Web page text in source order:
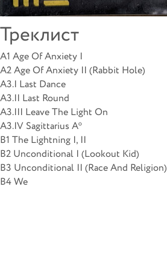
Треклист
A1 Age Of Anxiety I
A2 Age Of Anxiety II (Rabbit Hole)
A3.I Last Dance
A3.II Last Round
A3.III Leave The Light On
A3.IV Sagittarius A*
B1 The Lightning I, II
B2 Unconditional I (Lookout Kid)
B3 Unconditional II (Race And Religion)
B4 We